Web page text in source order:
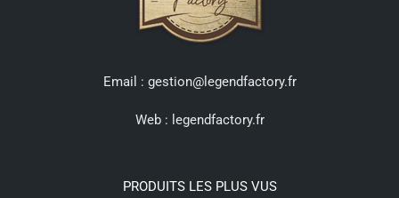
Email : gestion@legendfactory.fr
Web : legendfactory.fr
PRODUITS LES PLUS VUS